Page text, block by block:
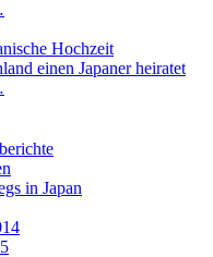
Hochzeit
einen Japaner heiratet
in Japan